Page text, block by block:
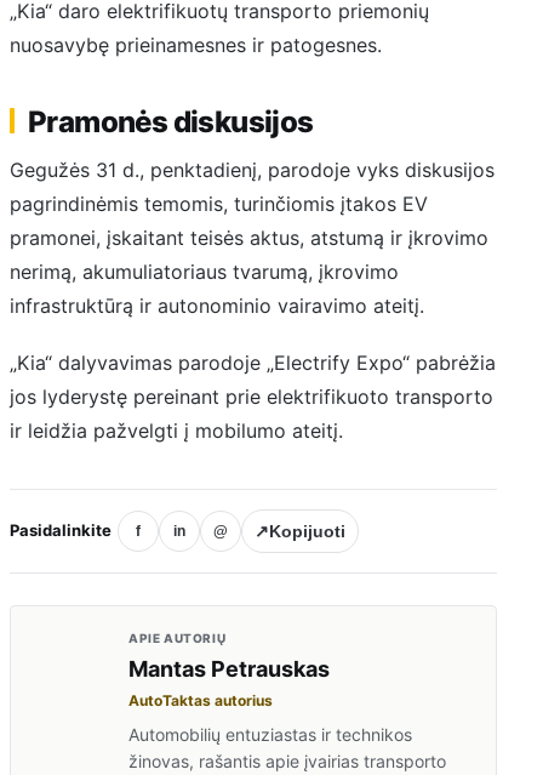
„Kia“ daro elektrifikuotų transporto priemonių
nuosavybę prieinamesnes ir patogesnes.
Pramonės diskusijos
Gegužės 31 d., penktadienį, parodoje vyks diskusijos
pagrindinėmis temomis, turinčiomis įtakos EV
pramonei, įskaitant teisės aktus, atstumą ir įkrovimo
nerimą, akumuliatoriaus tvarumą, įkrovimo
infrastruktūrą ir autonominio vairavimo ateitį.
„Kia“ dalyvavimas parodoje „Electrify Expo“ pabrėžia
jos lyderystę pereinant prie elektrifikuoto transporto
ir leidžia pažvelgti į mobilumo ateitį.
Pasidalinkite f in @ ↗Kopijuoti
APIE AUTORIŲ
Mantas Petrauskas
AutoTaktas autorius
Automobilių entuziastas ir technikos
žinovas, rašantis apie įvairias transporto